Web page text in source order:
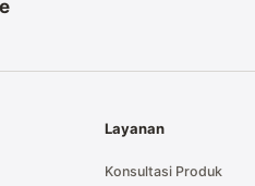
Layanan
Konsultasi Produk